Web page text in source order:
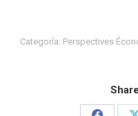
Categoría: Perspectives